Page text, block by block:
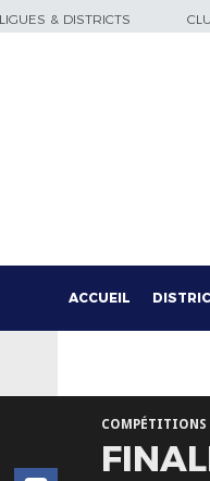
LIGUES & DISTRICTS
ACCUEIL
COMPÉTITIONS